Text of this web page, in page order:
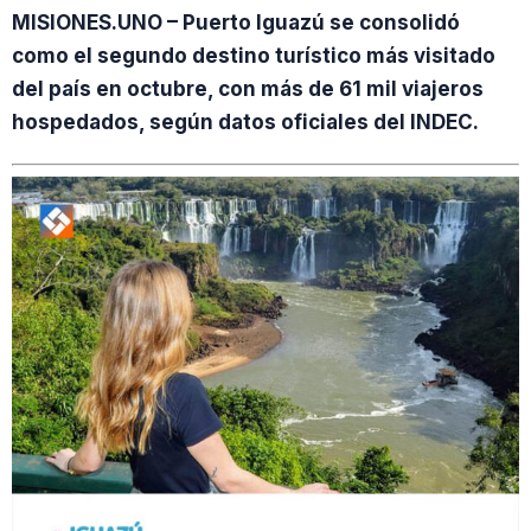
MISIONES.UNO – Puerto Iguazú se consolidó
como el segundo destino turístico más visitado
del país en octubre, con más de 61 mil viajeros
hospedados, según datos oficiales del INDEC.